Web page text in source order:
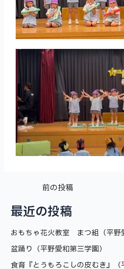
前の投稿
最近の投稿
おもちゃ花火教室 まつ組（平野
盆踊り（平野愛和第三学園）
食育『とうもろこしの皮むき』（